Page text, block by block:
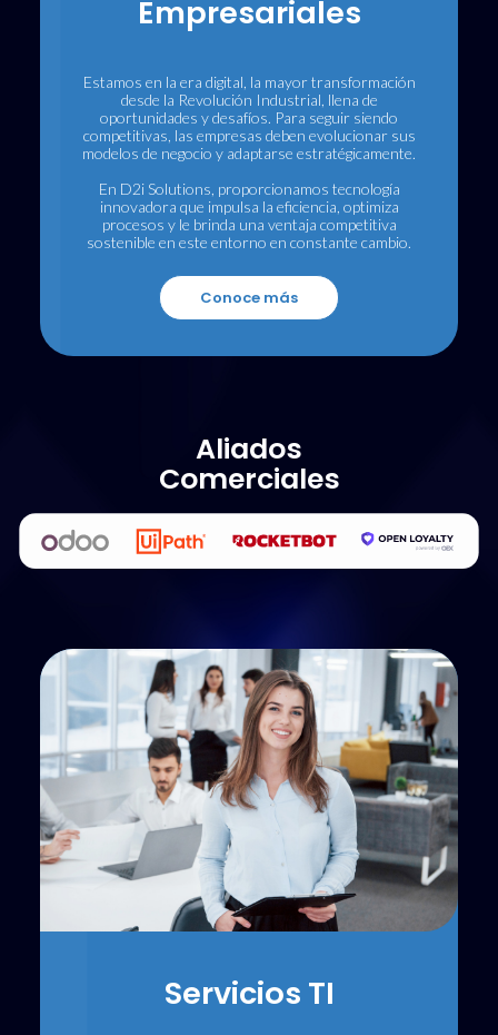
Empresariales
Estamos en la era digital, la mayor transformación
desde la Revolución Industrial, llena de
oportunidades y desafíos. Para seguir siendo
competitivas, las empresas deben evolucionar sus
modelos de negocio y adaptarse estratégicamente.
En D2i Solutions, proporcionamos tecnología
innovadora que impulsa la eficiencia, optimiza
procesos y le brinda una ventaja competitiva
sostenible en este entorno en constante cambio.
Conoce más
Aliados
Comerciales
Servicios TI